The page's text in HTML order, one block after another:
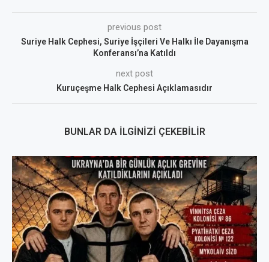
previous post
Suriye Halk Cephesi, Suriye İşçileri Ve Halkı İle Dayanışma
Konferansı’na Katıldı
next post
Kuruçeşme Halk Cephesi Açıklamasıdır
BUNLAR DA İLGINIZI ÇEKEBILIR